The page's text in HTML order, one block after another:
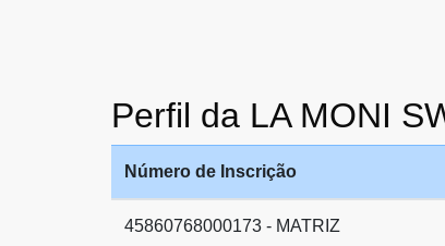
Perfil da LA MONI
Número de Inscrição
45860768000173 - MATRIZ